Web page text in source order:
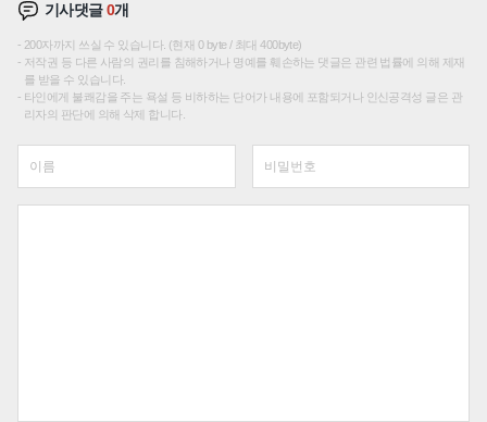
기사댓글0개
200자까지 쓰실 수 있습니다. (현재 0 byte / 최대 400byte)
저작권 등 다른 사람의 권리를 침해하거나 명예를 훼손하는 댓글은 관련 법률에 의해 제재
를 받을 수 있습니다.
타인에게 불쾌감을 주는 욕설 등 비하하는 단어가 내용에 포함되거나 인신공격성 글은 관
리자의 판단에 의해 삭제 합니다.